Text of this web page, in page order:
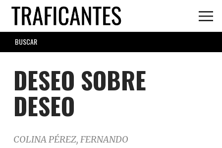
Skip
main
content
SEARCH
FORM
DESEO SOBRE
DESEO
COLINA PÉREZ, FERNANDO